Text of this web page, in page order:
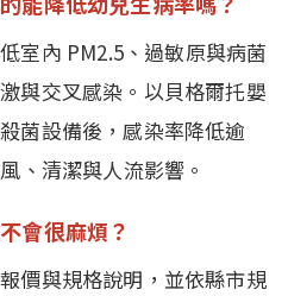
室內 PM2.5、過敏原與病菌
與交叉感染。以貝格爾托嬰
菌設備後，感染率降低逾
、清潔與人流影響。
會很麻煩？
價與規格說明，並依縣市規